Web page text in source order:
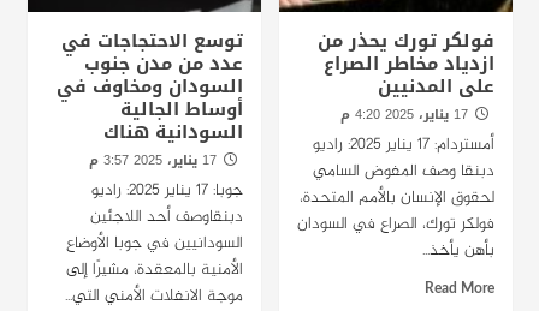
فولكر تورك يحذر من
ازدياد مخاطر الصراع
على المدنيين
17 يناير، 2025 4:20 م
أمستردام: 17 يناير 2025: راديو
دبنقا وصف المفوض السامي
لحقوق الإنسان بالأمم المتحدة،
فولكر تورك، الصراع في السودان
بأهن يأخذ...
Read More
توسع الاحتجاجات في
عدد من مدن جنوب
السودان ومخاوف في
أوساط الجالية
السودانية هناك
17 يناير، 2025 3:57 م
جوبا: 17 يناير 2025: راديو
دبنقاوصف أحد اللاجئين
السودانيين في جوبا الأوضاع
الأمنية بالمعقدة، مشيرًا إلى
موجة الانفلات الأمني التي...